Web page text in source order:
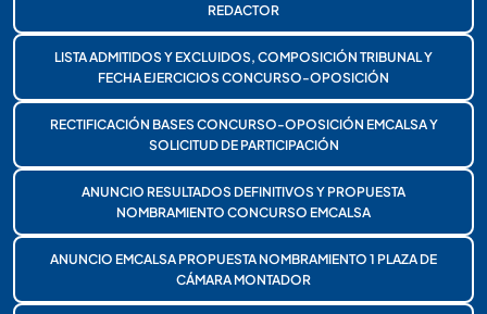
REDACTOR
LISTA ADMITIDOS Y EXCLUIDOS, COMPOSICIÓN TRIBUNAL Y
FECHA EJERCICIOS CONCURSO-OPOSICIÓN
RECTIFICACIÓN BASES CONCURSO-OPOSICIÓN EMCALSA Y
SOLICITUD DE PARTICIPACIÓN
ANUNCIO RESULTADOS DEFINITIVOS Y PROPUESTA
NOMBRAMIENTO CONCURSO EMCALSA
ANUNCIO EMCALSA PROPUESTA NOMBRAMIENTO 1 PLAZA DE
CÁMARA MONTADOR